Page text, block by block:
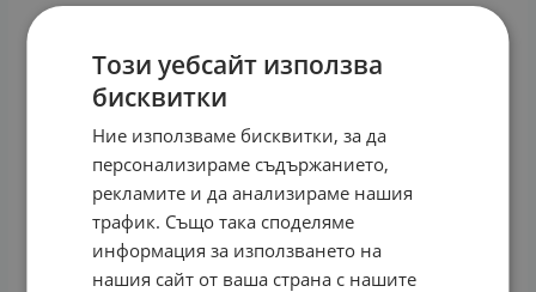
Този уебсайт използва
бисквитки
Ние използваме бисквитки, за да
персонализираме съдържанието,
рекламите и да анализираме нашия
трафик. Също така споделяме
информация за използването на
нашия сайт от ваша страна с нашите